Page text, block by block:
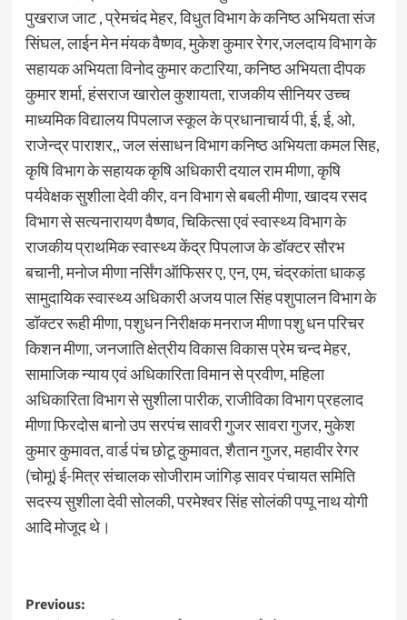
पुखराज जाट , प्रेमचंद मेहर, विधुत विभाग के कनिष्ठ अभियता संज
सिंघल, लाईन मेन मंयक वैष्णव, मुकेश कुमार रेगर,जलदाय विभाग के
सहायक अभियता विनोद कुमार कटारिया, कनिष्ठ अभियता दीपक
कुमार शर्मा, हंसराज खारोल कुशायता, राजकीय सीनियर उच्च
माध्यमिक विद्यालय पिपलाज स्कूल के प्रधानाचार्य पी, ई, ई, ओ,
राजेन्द्र पाराशर,, जल संसाधन विभाग कनिष्ठ अभियता कमल सिह,
कृषि विभाग के सहायक कृषि अधिकारी दयाल राम मीणा, कृषि
पर्यवेक्षक सुशीला देवी कीर, वन विभाग से बबली मीणा, खादय रसद
विभाग से सत्यनारायण वैष्णव, चिकित्सा एवं स्वास्थ्य विभाग के
राजकीय प्राथमिक स्वास्थ्य केंद्र पिपलाज के डॉक्टर सौरभ
बचानी, मनोज मीणा नर्सिंग ऑफिसर ए, एन, एम, चंद्रकांता धाकड़
सामुदायिक स्वास्थ्य अधिकारी अजय पाल सिंह पशुपालन विभाग के
डॉक्टर रूही मीणा, पशुधन निरीक्षक मनराज मीणा पशु धन परिचर
किशन मीणा, जनजाति क्षेत्रीय विकास विकास प्रेम चन्द मेहर,
सामाजिक न्याय एवं अधिकारिता विमान से प्रवीण, महिला
अधिकारिता विभाग से सुशीला पारीक, राजीविका विभाग प्रहलाद
मीणा फिरदोस बानो उप सरपंच सावरी गुजर सावरा गुजर, मुकेश
कुमार कुमावत, वार्ड पंच छोटू कुमावत, शैतान गुजर, महावीर रेगर
(चोमू) ई-मित्र संचालक सोजीराम जांगिड़ सावर पंचायत समिति
सदस्य सुशीला देवी सोलकी, परमेश्वर सिंह सोलंकी पप्पू नाथ योगी
आदि मोजूद थे।
Previous: